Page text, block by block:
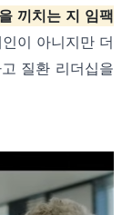
끼치는 지 임팩
이 아니지만 더
질환 리더십을